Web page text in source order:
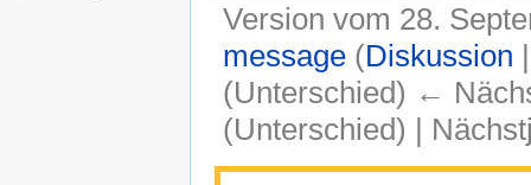
Version vom 28.
message (Diskussion
(Unterschied) ←
(Unterschied) |